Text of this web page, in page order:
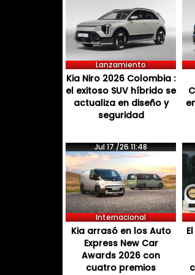
Lanzamiento
Kia Niro 2026 Colombia :
el exitoso SUV híbrido se
actualiza en diseño y
seguridad
Jul 17 /26 11:48
Internacional
Kia arrasó en los Auto
Express New Car
Awards 2026 con
cuatro premios